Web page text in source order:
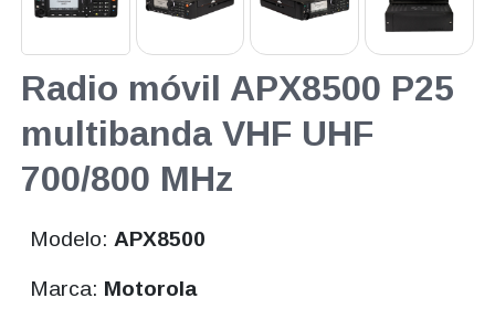
Radio móvil APX8500 P25
multibanda VHF UHF
700/800 MHz
Modelo: APX8500
Marca: Motorola